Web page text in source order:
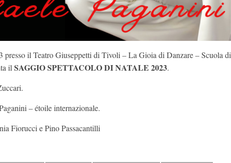
presso il Teatro Giuseppetti di Tivoli – La Gioia di Danzare – Scuola di
il SAGGIO SPETTACOLO DI NATALE 2023.
– étoile internazionale.
Fiorucci e Pino Passacantilli